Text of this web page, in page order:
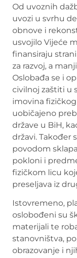
Od uvoznih
uvozi u svrhu
obnove i
usvojilo Vijeće
finansiraju
za razvoj, a
Oslobađa se i
civilnoj zaštiti u
imovina
uobičajeno
države u BiH,
državi. Također
povodom
pokloni i
fizičkom licu
preseljava iz
Istovremeno,
oslobođeni su
materijali te
stanovništva,
obrazovanje i